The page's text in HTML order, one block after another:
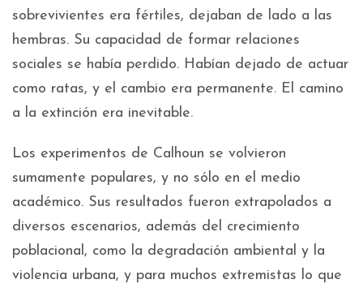
sobrevivientes era fértiles, dejaban de lado a las
hembras. Su capacidad de formar relaciones
sociales se había perdido. Habían dejado de actuar
como ratas, y el cambio era permanente. El camino
a la extinción era inevitable.
Los experimentos de Calhoun se volvieron
sumamente populares, y no sólo en el medio
académico. Sus resultados fueron extrapolados a
diversos escenarios, además del crecimiento
poblacional, como la degradación ambiental y la
violencia urbana, y para muchos extremistas lo que